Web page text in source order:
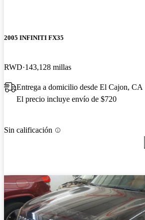
2005 INFINITI FX35
RWD 143,128 millas
Entrega a domicilio desde El Cajon, CA
El precio incluye envío de $720
Sin calificación